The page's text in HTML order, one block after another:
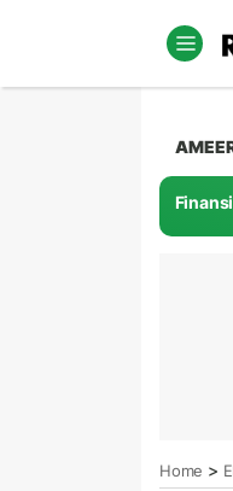
Home >